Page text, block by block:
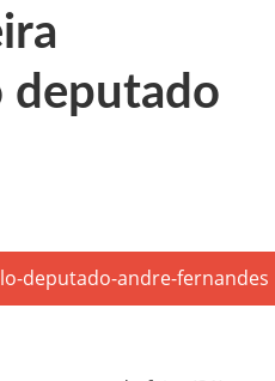
com Raquel Lyra e Marconi Santana
Governo do Estado
deputado